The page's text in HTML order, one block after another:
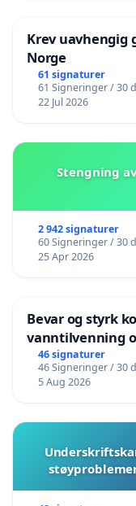
Krev uavhengig
Norge
61 signaturer
61 Signeringer / 30
22 Jul 2026
Stengning
2 942 signaturer
60 Signeringer / 30
25 Apr 2026
Bevar og styrk
vanntilvenning
barnehagene i
46 signaturer
46 Signeringer / 30
5 Aug 2026